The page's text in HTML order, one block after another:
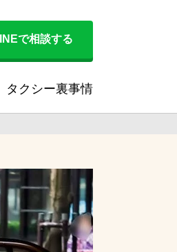
で相談する
タクシー裏事情